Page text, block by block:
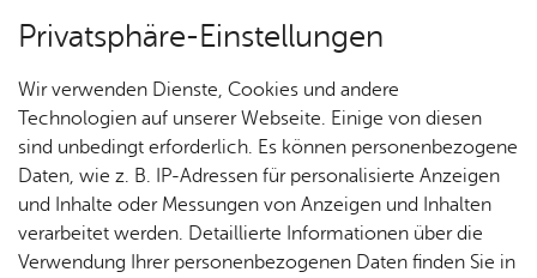
Über­sicht Bür­ger & Stadt
Dienst­leis­tun­gen A–Z
Vor­le­sen
Privatsphäre-Einstellungen
Wir verwenden Dienste, Cookies und andere
Technologien auf unserer Webseite. Einige von diesen
sind unbedingt erforderlich. Es können personenbezogene
Daten, wie z. B. IP-Adressen für personalisierte Anzeigen
und Inhalte oder Messungen von Anzeigen und Inhalten
verarbeitet werden. Detaillierte Informationen über die
Verwendung Ihrer personenbezogenen Daten finden Sie in